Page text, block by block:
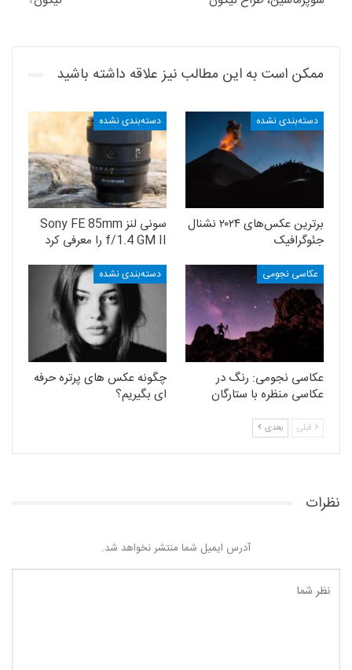
ممکن است به این مطالب نیز علاقه داشته باشید
دسته‌بندی نشده
برترین عکس‌های ۲۰۲۴ نشنال
جئوگرافیک
دسته‌بندی نشده
سونی لنز Sony FE 85mm
f/1.4 GM II را معرفی کرد
عکاسی نجومی
عکاسی نجومی: رنگ در
عکاسی منظره با ستارگان
دسته‌بندی نشده
چگونه عکس های پرتره حرفه
ای بگیریم؟
قبلی بعدی
نظرات
آدرس ایمیل شما منتشر نخواهد شد.